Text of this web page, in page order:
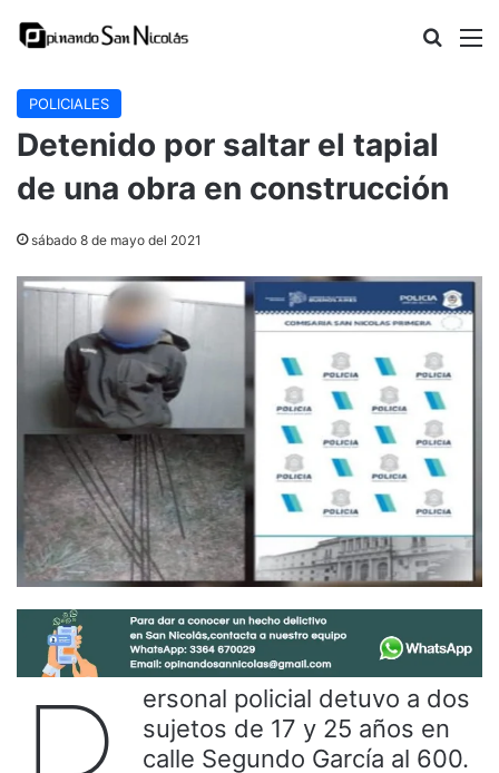
Buscar
POLICIALES
Detenido por saltar el tapial
de una obra en construcción
sábado 8 de mayo del 2021
ersonal policial detuvo a dos
sujetos de 17 y 25 años en
calle Segundo García al 600.